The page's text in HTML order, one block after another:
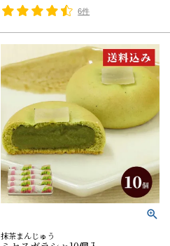
6件
抹茶まんじゅう